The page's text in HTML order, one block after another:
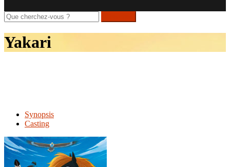
Rechercher
sur
le
site
Yakari
Synopsis
Casting